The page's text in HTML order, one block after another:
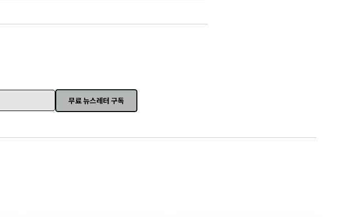
무료 뉴스레터 구독